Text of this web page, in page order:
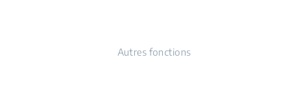
Autres fonctions